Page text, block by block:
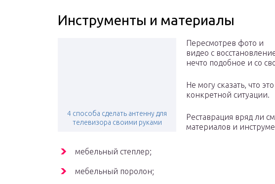
Инструменты и материалы
4 способа сделать антенну для
телевизора своими руками
Пересмотрев фото и
видео с
нечто подобное и со
Не могу сказать, что
конкретной ситуации.
Реставрация вряд ли
материалов и
мебельный степлер;
мебельный поролон;